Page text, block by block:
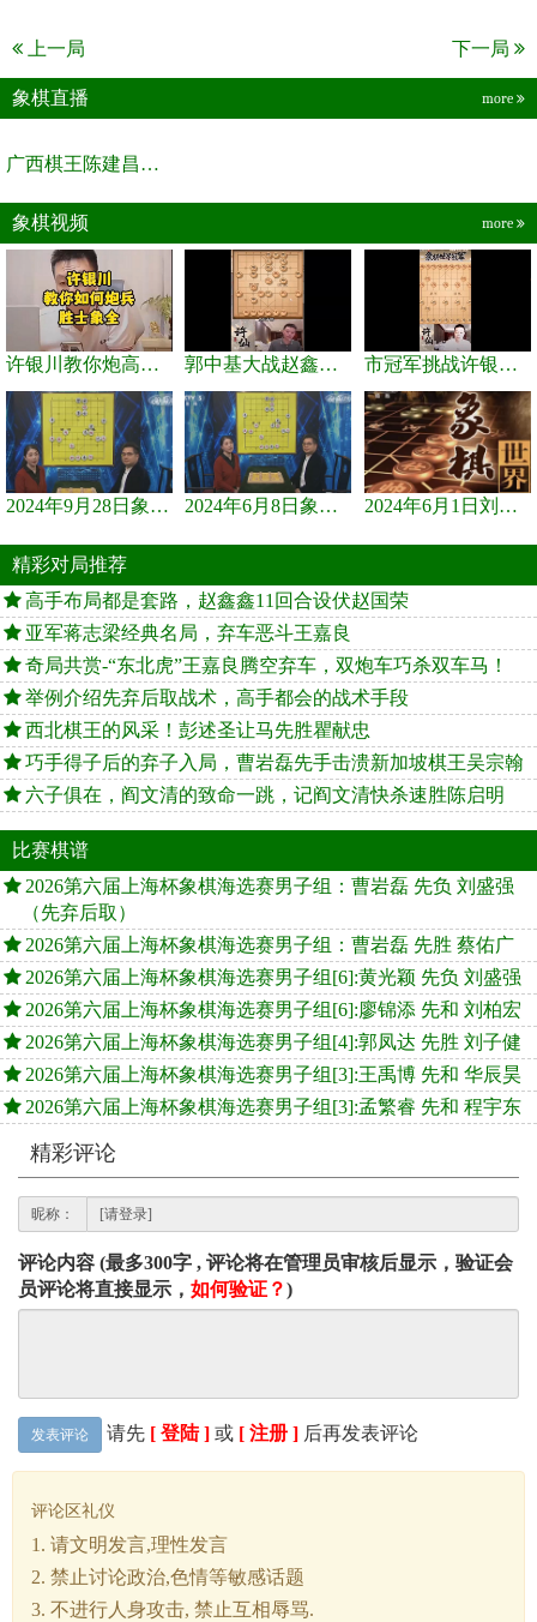
上一局 下一局
象棋直播 more
广西棋王陈建昌直播间
象棋视频 more
许银川教你炮高兵士象全如何赢士象全，简单四步即可 郭中基大战赵鑫鑫，许银川激情讲解 市冠军挑战许银川，急进中兵变化真激烈！
2024年9月28日象棋世界栏目，刘君、蒋川讲解了第九届杨官璘杯象棋... 2024年6月8日象棋世界，刘君、蒋川讲解了第九届杨官璘杯全国象棋... 2024年6月1日刘君、蒋川讲解第三届上海杯象棋大师赛谢靖与李少庚...
精彩对局推荐
高手布局都是套路，赵鑫鑫11回合设伏赵国荣
亚军蒋志梁经典名局，弃车恶斗王嘉良
奇局共赏-“东北虎”王嘉良腾空弃车，双炮车巧杀双车马！
举例介绍先弃后取战术，高手都会的战术手段
西北棋王的风采！彭述圣让马先胜瞿献忠
巧手得子后的弃子入局，曹岩磊先手击溃新加坡棋王吴宗翰
六子俱在，阎文清的致命一跳，记阎文清快杀速胜陈启明
比赛棋谱
2026第六届上海杯象棋海选赛男子组：曹岩磊 先负 刘盛强
（先弃后取）
2026第六届上海杯象棋海选赛男子组：曹岩磊 先胜 蔡佑广
2026第六届上海杯象棋海选赛男子组[6]:黄光颖 先负 刘盛强
2026第六届上海杯象棋海选赛男子组[6]:廖锦添 先和 刘柏宏
2026第六届上海杯象棋海选赛男子组[4]:郭凤达 先胜 刘子健
2026第六届上海杯象棋海选赛男子组[3]:王禹博 先和 华辰昊
2026第六届上海杯象棋海选赛男子组[3]:孟繁睿 先和 程宇东
精彩评论
昵称：
评论内容 (最多300字 , 评论将在管理员审核后显示，验证会
员评论将直接显示， 如何验证？)
发表评论 请先 [ 登陆 ] 或 [ 注册 ] 后再发表评论
评论区礼仪
1. 请文明发言,理性发言
2. 禁止讨论政治,色情等敏感话题
3. 不进行人身攻击, 禁止互相辱骂.